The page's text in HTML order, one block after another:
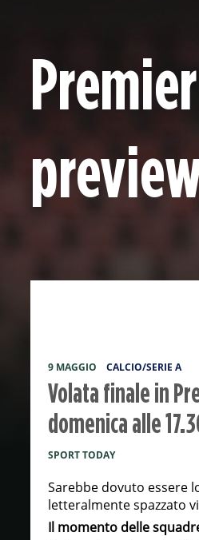
9 MAGGIO CALCIO/SERIE A
Volata finale in
domenica alle
SPORT TODAY
Sarebbe dovuto essere
letteralmente spazzato
Il momento delle